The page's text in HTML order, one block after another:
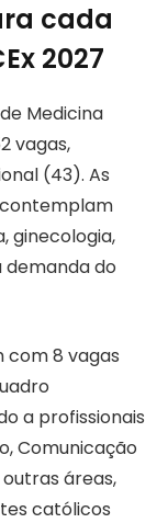
cada
2027
Medicina
vagas,
(43). As
ginecologia,
do
com 8 vagas
a profissionais
Comunicação
áreas,
católicos